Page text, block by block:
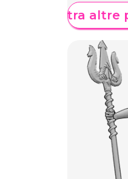
Mostra altre